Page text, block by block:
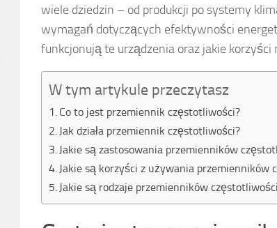
wiele dziedzin – od produkcji po systemy
wymagań dotyczących efektywności
funkcjonują te urządzenia oraz jakie
W tym artykule przeczytasz
Co to jest przemiennik częstotliwości?
Jak działa przemiennik częstotliwości?
Jakie są zastosowania przemienników
Jakie są korzyści z używania przemienników
Jakie są rodzaje przemienników